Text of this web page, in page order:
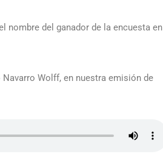
nombre del ganador de la encuesta en
Wolff, en nuestra emisión de